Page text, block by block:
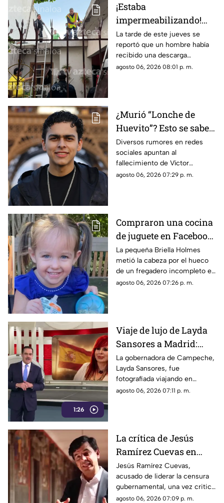
¡Estaba
impermeabilizando!
Hombre recibe
descarga eléctrica en la
colonia Álamos Uno, en
Los Mochis
La tarde de este jueves se
reportó que un hombre había
recibido una descarga
eléctrica mientras se
agosto 06, 2026 08:01 p. m.
¿Murió “Lonche de
Huevito”? Esto se sabe
del streamer
sinaloense
Diversos rumores en redes
sociales apuntan al
fallecimiento de Víctor
Ordoñez, conocido como
agosto 06, 2026 07:29 p. m.
Compraron una cocina
de juguete en Facebook
y terminó en tragedia:
Muere niña de 3 años
atrapada en el mueble
La pequeña Briella Holmes
metió la cabeza por el hueco
de un fregadero incompleto en
un mueble de segunda mano;
agosto 06, 2026 07:26 p. m.
1:26
Viaje de lujo de Layda
Sansores a Madrid:
captada junto a su
hermana del DIF
estatal
La gobernadora de Campeche,
Layda Sansores, fue
fotografiada viajando en
primera clase a Madrid,
agosto 06, 2026 07:11 p. m.
La crítica de Jesús
Ramírez Cuevas en
2013 se vuelve
relevante en la censura
actual
Jesús Ramírez Cuevas,
acusado de liderar la censura
gubernamental, una vez criticó
abiertamente en 2013 la
agosto 06, 2026 07:09 p. m.